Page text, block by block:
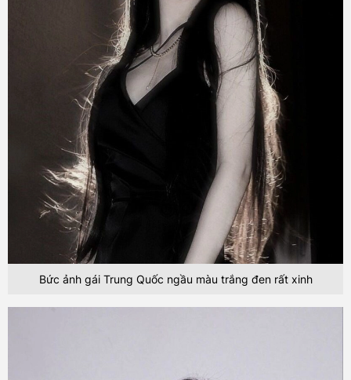
Bức ảnh gái Trung Quốc ngầu màu trắng đen rất xinh